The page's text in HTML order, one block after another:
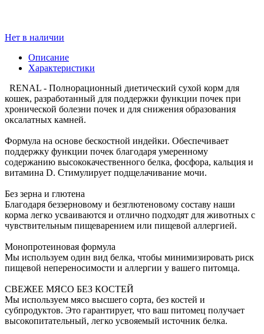
Нет в наличии
Описание
Характеристики
RENAL - Полнорационный диетический сухой корм для
кошек, разработанный для поддержки функции почек при
хронической болезни почек и для снижения образования
оксалатных камней.
Формула на основе бескостной индейки. Обеспечивает
поддержку функции почек благодаря умеренному
содержанию высококачественного белка, фосфора, кальция и
витамина D. Стимулирует подщелачивание мочи.
Без зерна и глютена
Благодаря беззерновому и безглютеновому составу наши
корма легко усваиваются и отлично подходят для животных с
чувствительным пищеварением или пищевой аллергией.
Монопротеиновая формула
Мы используем один вид белка, чтобы минимизировать риск
пищевой непереносимости и аллергии у вашего питомца.
СВЕЖЕЕ МЯСО БЕЗ КОСТЕЙ
Мы используем мясо высшего сорта, без костей и
субпродуктов. Это гарантирует, что ваш питомец получает
высокопитательный, легко усвояемый источник белка.